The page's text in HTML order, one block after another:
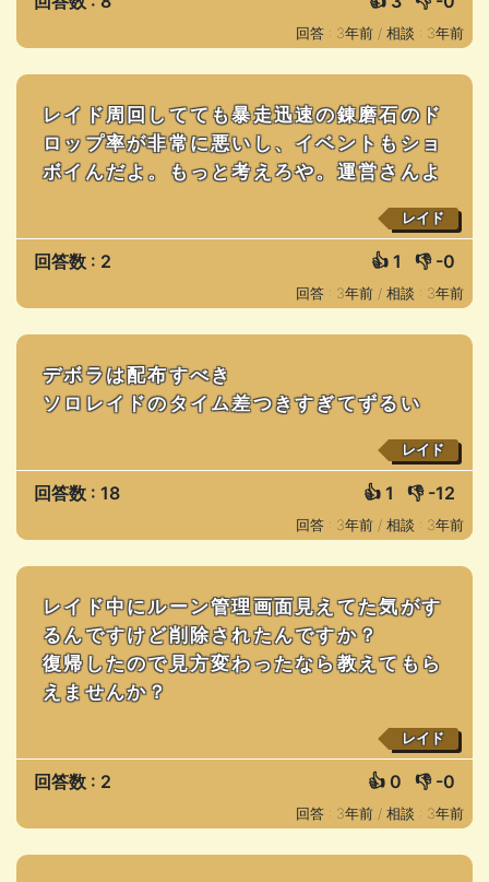
回答 : 3年前 / 相談 : 3年前
レイド周回してても暴走迅速の錬磨石のド
ロップ率が非常に悪いし、イベントもショ
ボイんだよ。もっと考えろや。運営さんよ
レイド
回答数 : 2 👍 1 👎 -0
回答 : 3年前 / 相談 : 3年前
デボラは配布すべき
ソロレイドのタイム差つきすぎてずるい
レイド
回答数 : 18 👍 1 👎 -12
回答 : 3年前 / 相談 : 3年前
レイド中にルーン管理画面見えてた気がす
るんですけど削除されたんですか？
復帰したので見方変わったなら教えてもら
えませんか？
レイド
回答数 : 2 👍 0 👎 -0
回答 : 3年前 / 相談 : 3年前